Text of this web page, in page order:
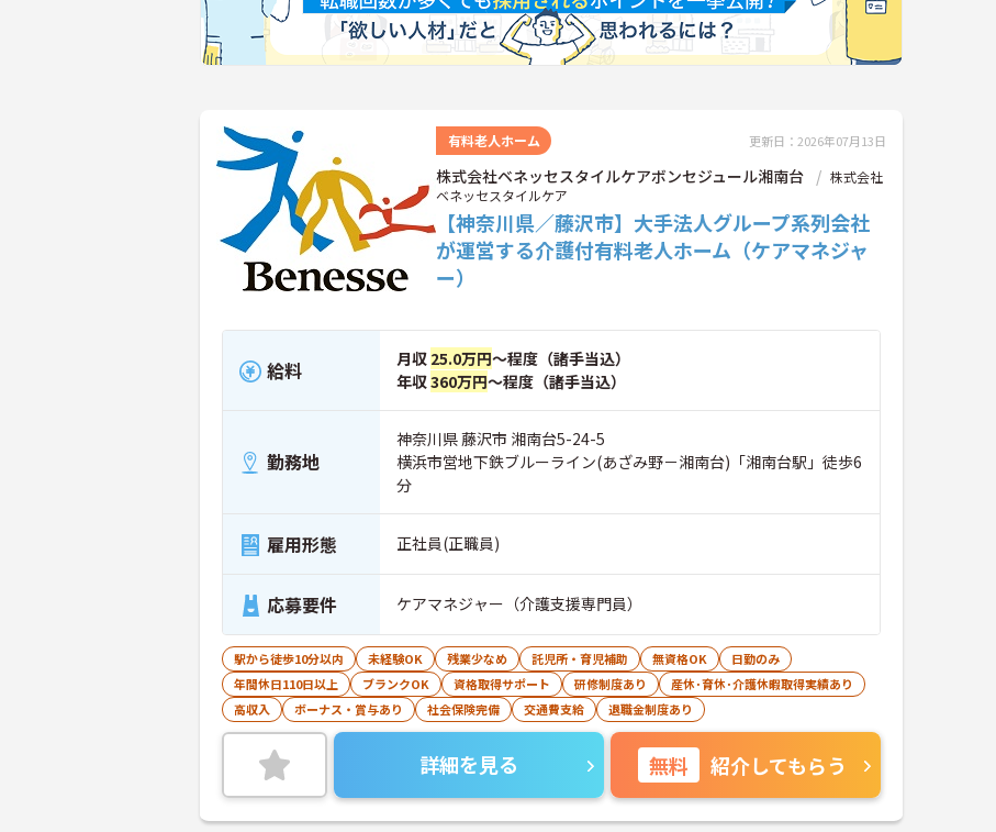
有料老人ホーム 更新日：2026年07月13日
株式会社ベネッセスタイルケアボンセジュール湘南台
株式会社
ベネッセスタイルケア
【神奈川県／藤沢市】大手法人グループ系列会社
が運営する介護付有料老人ホーム（ケアマネジャ
ー）
給料 月収 25.0万円～程度（諸手当込）
年収360万円～程度（諸手当込）
勤務地
神奈川県 藤沢市 湘南台5-24-5
横浜市営地下鉄ブルーライン(あざみ野－湘南台)「湘南台駅」徒歩6
分
雇用形態 正社員(正職員)
応募要件 ケアマネジャー（介護支援専門員）
駅から徒歩10分以内 未経験OK 残業少なめ 託児所・育児補助 無資格OK
日勤のみ
年間休日110日以上
ブランクOK 資格取得サポート 研修制度あり
産休･育休･介護休暇取得実績あり
高収入
ボーナス・賞与あり 社会保険完備 交通費支給 退職金制度あり
詳細を見る 無料 紹介してもらう